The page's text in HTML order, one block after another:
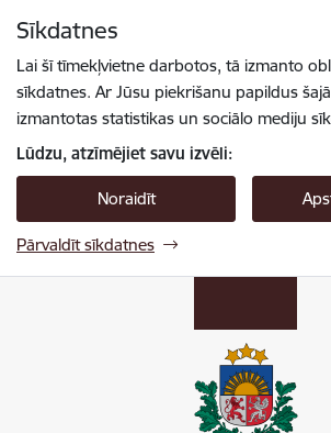
Sīkdatnes
Lai šī tīmekļvietne darbotos, tā izmanto
sīkdatnes. Ar Jūsu piekrišanu papildus
izmantotas statistikas un sociālo mediju
Lūdzu, atzīmējiet savu izvēli:
Noraidīt
Pārvaldīt sīkdatnes